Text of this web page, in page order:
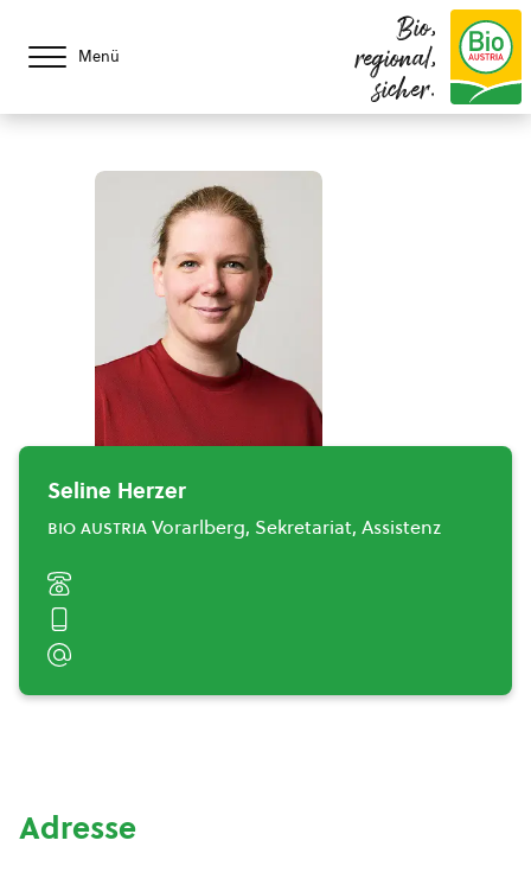
Menü
Bio,
regional,
sicher.
Seline Herzer
bio austriaVorarlberg, Sekretariat, Assistenz
Adresse